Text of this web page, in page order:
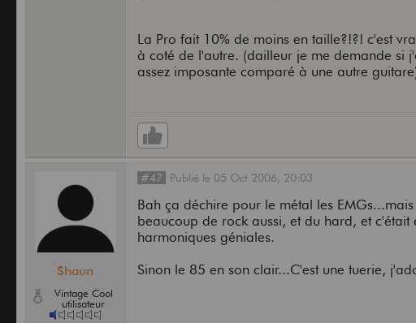
métaleux ? Bah il joue sur EMG hein
La Pro fait 10% de moins en taille?!?! c'est
à coté de l'autre. (dailleur je me demande si
assez imposante comparé à une autre
Shaun
Vintage Cool
utilisateur
#47 Publié le 05 Oct 2006, 20:03
Bah ça déchire pour le métal les
beaucoup de rock aussi, et du hard, et
harmoniques géniales.
Sinon le 85 en son clair...C'est une tuerie,